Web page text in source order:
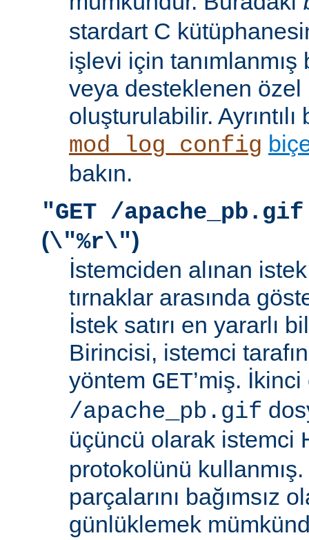
stardart C
işlevi için
veya desteklenen
oluşturulabilir.
mod_log_config
bakın.
"GET /
(\"%r\")
İstemciden alınan istek
tırnaklar arasında
İstek satırı en yararlı
Birincisi, istemci
yöntem GET’miş.
/apache_pb.gif
üçüncü olarak istemci
protokolünü kullanmış.
parçalarını bağımsız
günlüklemek